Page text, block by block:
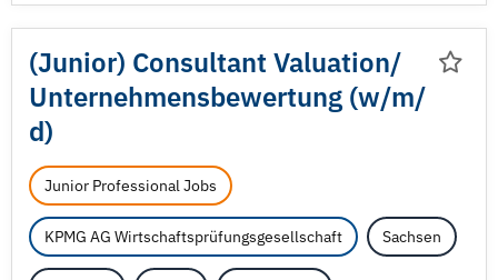
(Junior) Consultant Valuation/
Unternehmensbewertung (w/m/
d)
Junior Professional Jobs
KPMG AG Wirtschaftsprüfungsgesellschaft Sachsen